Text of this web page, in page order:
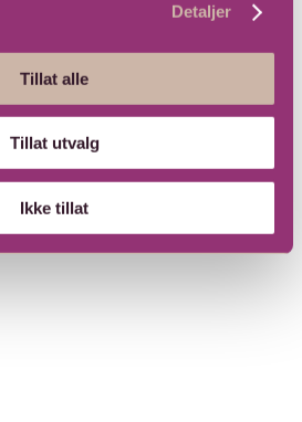
Detaljer
Tillat alle
Tillat utvalg
Ikke tillat